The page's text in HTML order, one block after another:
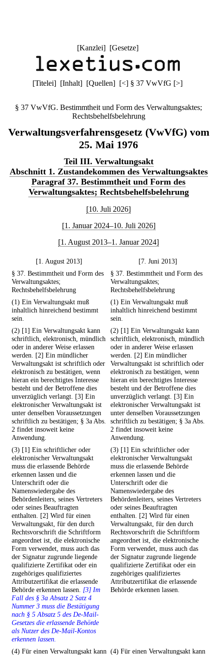
[Kanzlei] [Gesetze]
[Titelei] [Inhalt] [Quellen] [<] § 37 VwVfG [>]
§ 37 VwVfG. Bestimmtheit und Form des Verwaltungsaktes;
Rechtsbehelfsbelehrung
Verwaltungsverfahrensgesetz (VwVfG) vom
25. Mai 1976
Teil III. Verwaltungsakt
Abschnitt 1. Zustandekommen des Verwaltungsaktes
Paragraf 37. Bestimmtheit und Form des
Verwaltungsaktes; Rechtsbehelfsbelehrung
[10. Juli 2026]
[1. Januar 2024–10. Juli 2026]
[1. August 2013–1. Januar 2024]
[1. August 2013]
[7. Juni 2013]
§ 37. Bestimmtheit und Form des
Verwaltungsaktes;
Rechtsbehelfsbelehrung
§ 37. Bestimmtheit und Form des
Verwaltungsaktes;
Rechtsbehelfsbelehrung
(1) Ein Verwaltungsakt muß
inhaltlich hinreichend bestimmt
sein.
(1) Ein Verwaltungsakt muß
inhaltlich hinreichend bestimmt
sein.
(2) [1] Ein Verwaltungsakt kann
schriftlich, elektronisch, mündlich
oder in anderer Weise erlassen
werden. [2] Ein mündlicher
Verwaltungsakt ist schriftlich oder
elektronisch zu bestätigen, wenn
hieran ein berechtigtes Interesse
besteht und der Betroffene dies
unverzüglich verlangt. [3] Ein
elektronischer Verwaltungsakt ist
unter denselben Voraussetzungen
schriftlich zu bestätigen; § 3a Abs.
2 findet insoweit keine
Anwendung.
(2) [1] Ein Verwaltungsakt kann
schriftlich, elektronisch, mündlich
oder in anderer Weise erlassen
werden. [2] Ein mündlicher
Verwaltungsakt ist schriftlich oder
elektronisch zu bestätigen, wenn
hieran ein berechtigtes Interesse
besteht und der Betroffene dies
unverzüglich verlangt. [3] Ein
elektronischer Verwaltungsakt ist
unter denselben Voraussetzungen
schriftlich zu bestätigen; § 3a Abs.
2 findet insoweit keine
Anwendung.
(3) [1] Ein schriftlicher oder
elektronischer Verwaltungsakt
muss die erlassende Behörde
erkennen lassen und die
Unterschrift oder die
Namenswiedergabe des
Behördenleiters, seines Vertreters
oder seines Beauftragten
enthalten. [2] Wird für einen
Verwaltungsakt, für den durch
Rechtsvorschrift die Schriftform
angeordnet ist, die elektronische
Form verwendet, muss auch das
der Signatur zugrunde liegende
qualifizierte Zertifikat oder ein
zugehöriges qualifiziertes
Attributzertifikat die erlassende
Behörde erkennen lassen. [3] Im
Fall des § 3a Absatz 2 Satz 4
Nummer 3 muss die Bestätigung
nach § 5 Absatz 5 des De-Mail-
Gesetzes die erlassende Behörde
als Nutzer des De-Mail-Kontos
erkennen lassen.
(3) [1] Ein schriftlicher oder
elektronischer Verwaltungsakt
muss die erlassende Behörde
erkennen lassen und die
Unterschrift oder die
Namenswiedergabe des
Behördenleiters, seines Vertreters
oder seines Beauftragten
enthalten. [2] Wird für einen
Verwaltungsakt, für den durch
Rechtsvorschrift die Schriftform
angeordnet ist, die elektronische
Form verwendet, muss auch das
der Signatur zugrunde liegende
qualifizierte Zertifikat oder ein
zugehöriges qualifiziertes
Attributzertifikat die erlassende
Behörde erkennen lassen.
(4) Für einen Verwaltungsakt kann (4) Für einen Verwaltungsakt kann